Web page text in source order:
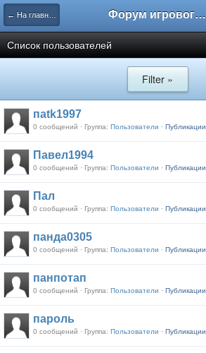
← На главную Форум игрового проекта Riverrise
Список пользователей
Filter »
паtk1997
0 сообщений · Группа: Пользователи · Публикации
Павел1994
0 сообщений · Группа: Пользователи · Публикации
Пал
0 сообщений · Группа: Пользователи · Публикации
панда0305
0 сообщений · Группа: Пользователи · Публикации
панпотап
0 сообщений · Группа: Пользователи · Публикации
пароль
0 сообщений · Группа: Пользователи · Публикации